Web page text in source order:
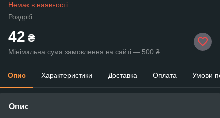
Немає в наявності
Роздріб
42 ₴
Мінімальна сума замовлення на сайті — 500 ₴
Опис Характеристики Доставка Оплата Умови
Опис